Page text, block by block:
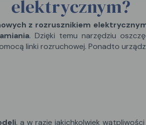
elektrycznym?
z rozrusznikiem
. Dzięki temu narzędziu
linki rozruchowej. Ponadto
, a w razie jakichkolwiek